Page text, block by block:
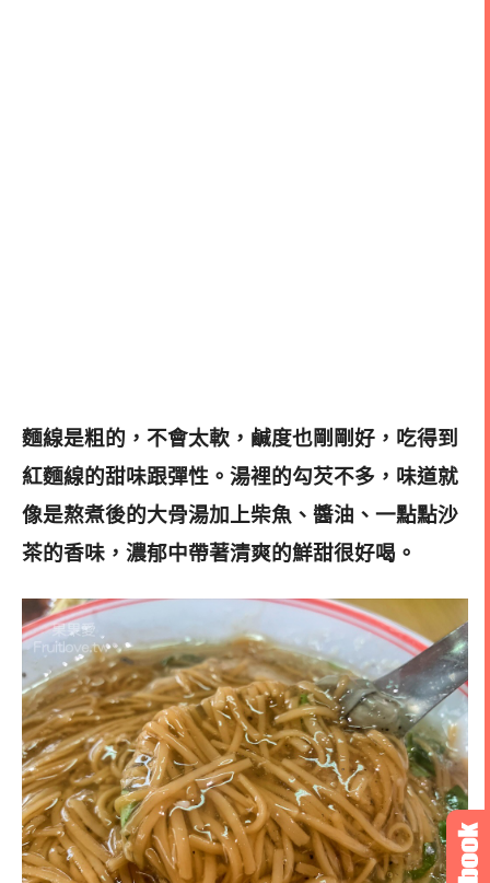
麵線是粗的，不會太軟，鹹度也剛剛好，吃得到
紅麵線的甜味跟彈性。湯裡的勾芡不多，味道就
像是熬煮後的大骨湯加上柴魚、醬油、一點點沙
茶的香味，濃郁中帶著清爽的鮮甜很好喝。